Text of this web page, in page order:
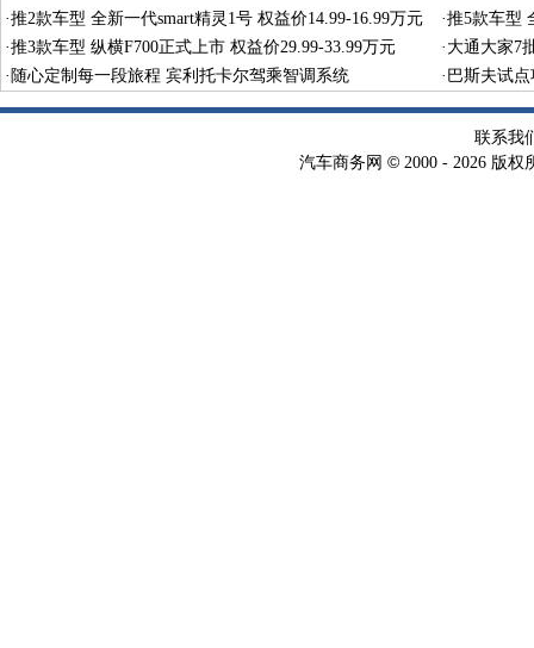
型
·推2款车型 全新一代smart精灵1号 权益价14.99-16.99万元 ·推5款车型
·推3款车型 纵横F700正式上市 权益价29.99-33.99万元 · 大通大家7
· 随心定制每一段旅程 宾利托卡尔驾乘智调系统 · 巴斯夫试
术
联系我
汽车商务网 © 2000 - 2026 版权